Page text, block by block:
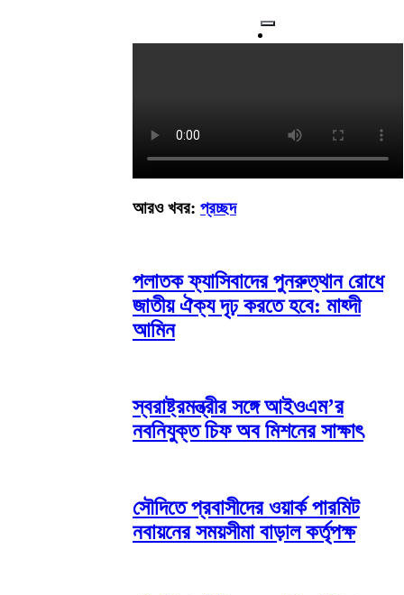
আরও খবর: প্রচ্ছদ
পলাতক ফ্যাসিবাদের পুনরুত্থান রোধে
জাতীয় ঐক্য দৃঢ় করতে হবে: মাহ্দী
আমিন
স্বরাষ্ট্রমন্ত্রীর সঙ্গে আইওএম’র
নবনিযুক্ত চিফ অব মিশনের সাক্ষাৎ
সৌদিতে প্রবাসীদের ওয়ার্ক পারমিট
নবায়নের সময়সীমা বাড়াল কর্তৃপক্ষ